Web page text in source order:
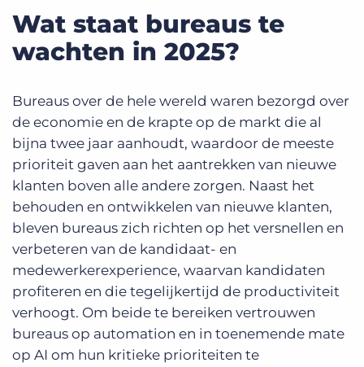
Wat staat bureaus te
wachten in 2025?
Bureaus over de hele wereld waren bezorgd over
de economie en de krapte op de markt die al
bijna twee jaar aanhoudt, waardoor de meeste
prioriteit gaven aan het aantrekken van nieuwe
klanten boven alle andere zorgen. Naast het
behouden en ontwikkelen van nieuwe klanten,
bleven bureaus zich richten op het versnellen en
verbeteren van de kandidaat- en
medewerkerexperience, waarvan kandidaten
profiteren en die tegelijkertijd de productiviteit
verhoogt. Om beide te bereiken vertrouwen
bureaus op automation en in toenemende mate
op AI om hun kritieke prioriteiten te